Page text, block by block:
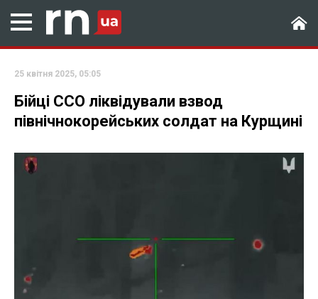
25 квітня 2025, 05:05
Бійці ССО ліквідували взвод
північнокорейських солдат на Курщині